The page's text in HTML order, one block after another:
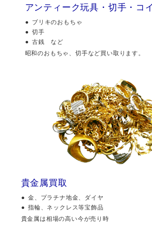
アンティーク玩具・切手・コ
ブリキのおもちゃ
切手
古銭 など
昭和のおもちゃ、切手など買い取ります。
貴金属買取
金、プラチナ地金、ダイヤ
指輪、ネックレス等宝飾品
貴金属は相場の高い今が売り時